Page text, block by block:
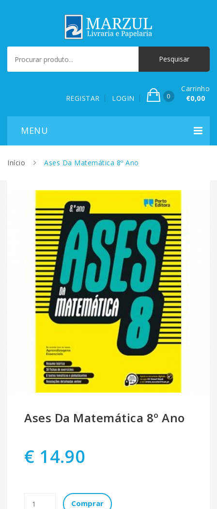
REGISTAR LOGIN 0
Carrinho
€0,00
Início Ases Da Matemática 8º Ano
Ases Da Matemática 8º Ano
€ 14.90
Comprar